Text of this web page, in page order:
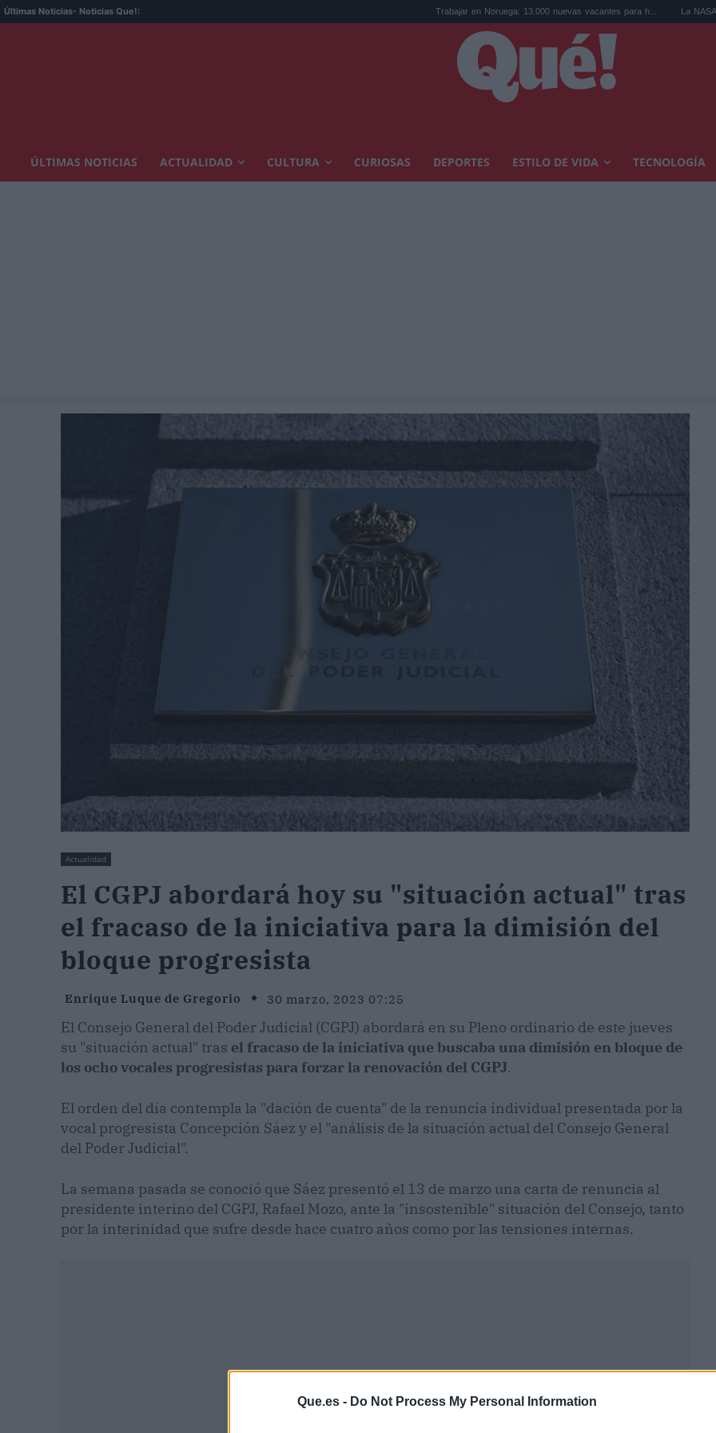
Que.es - Do Not Process My Personal Information
Últimas Noticias- Noticias Que!: Trabajar en Noruega: 13.000 nuevas vacantes para h... La NASA detecta una
ÚLTIMAS NOTICIAS ACTUALIDAD CULTURA CURIOSAS DEPORTES ESTILO DE VIDA TECNOLOGÍA
Actualidad
El CGPJ abordará hoy su "situación actual" tras
el fracaso de la iniciativa para la dimisión del
bloque progresista
Enrique Luque de Gregorio 30 marzo, 2023 07:25
El Consejo General del Poder Judicial (CGPJ) abordará en su Pleno ordinario de este jueves
su "situación actual" tras el fracaso de la iniciativa que buscaba una dimisión en bloque de
los ocho vocales progresistas para forzar la renovación del CGPJ.
El orden del día contempla la "dación de cuenta" de la renuncia individual presentada por la
vocal progresista Concepción Sáez y el "análisis de la situación actual del Consejo General
del Poder Judicial".
La semana pasada se conoció que Sáez presentó el 13 de marzo una carta de renuncia al
presidente interino del CGPJ, Rafael Mozo, ante la "insostenible" situación del Consejo, tanto
por la interinidad que sufre desde hace cuatro años como por las tensiones internas.